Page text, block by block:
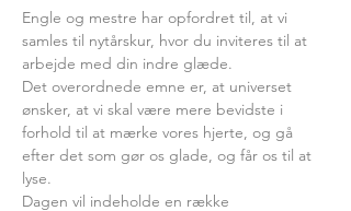
Engle og mestre har opfordret til, at vi
samles til nytårskur, hvor du inviteres til at
arbejde med din indre glæde.
Det overordnede emne er, at universet
ønsker, at vi skal være mere bevidste i
forhold til at mærke vores hjerte, og gå
efter det som gør os glade, og får os til at
lyse.
Dagen vil indeholde en række